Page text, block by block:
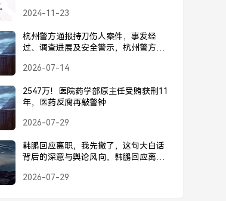
2024-11-23
杭州警方通报持刀伤人案件，事发经
过、调查进展及安全警示，杭州警方通
安全警示
2026-07-14
2547万！医院药学部原主任受贿获刑11
年，医药反腐再敲警钟
2026-07-29
韩鹏回应离职，我先撤了，这句大白话
背后的深意与舆论风向，韩鹏回应离
2026-07-29